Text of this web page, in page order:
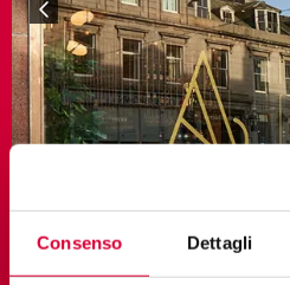
Consenso Dettagli